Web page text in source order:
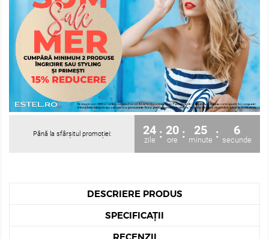
Până la sfârșitul promoției: 24
zile : 20
ore : 25
minute : 6
secunde
DESCRIERE PRODUS
SPECIFICAȚII
RECENZII